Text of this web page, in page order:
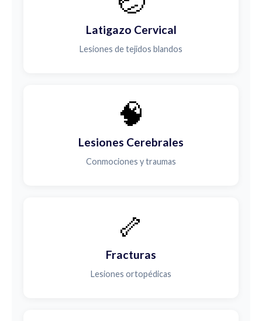
Latigazo Cervical
Lesiones de tejidos blandos
🧠
Lesiones Cerebrales
Conmociones y traumas
🦴
Fracturas
Lesiones ortopédicas